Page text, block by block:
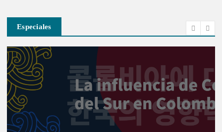
Especiales